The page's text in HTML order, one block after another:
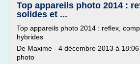
Top appareils photo 2014 :
solides et ...
Top appareils photo 2014 : reflex,
hybrides
De Maxime - 4 décembre 2013 à
photo